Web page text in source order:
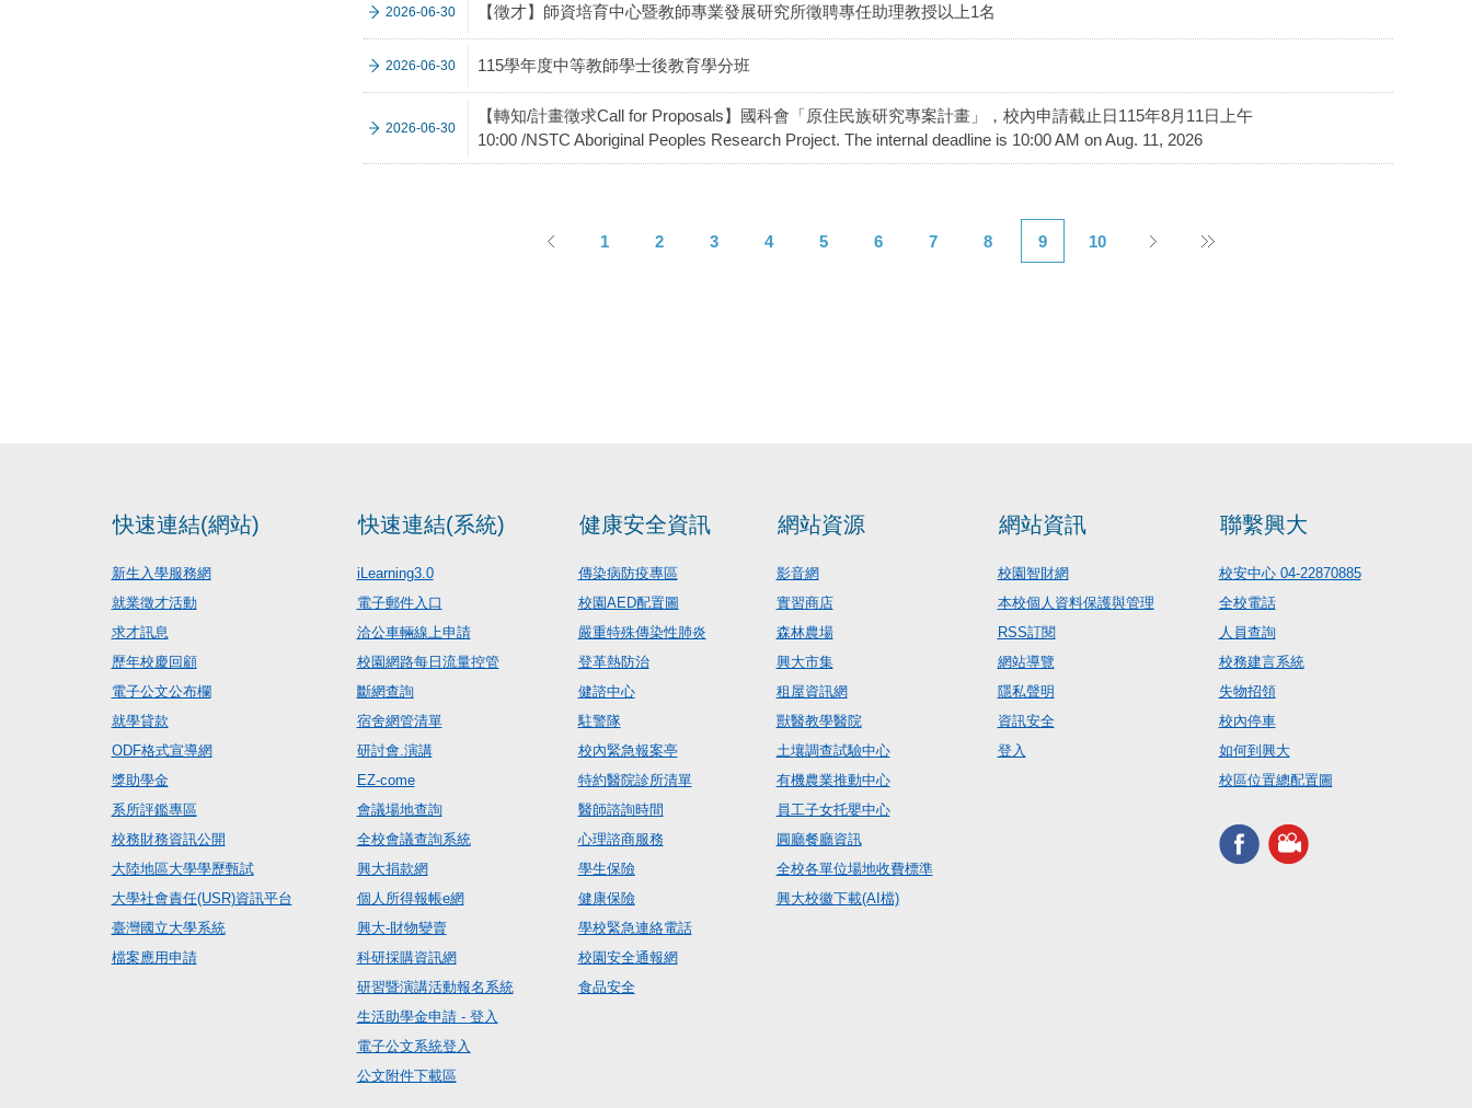
2026-06-30 【徵才】師資培育中心暨教師專業發展研究所徵聘專任助理教授以上1名
2026-06-30 115學年度中等教師學士後教育學分班
2026-06-30
【轉知/計畫徵求Call for Proposals】國科會「原住民族研究專案計畫」，校內申請截止日115年8月11日上午
10:00 /NSTC Aboriginal Peoples Research Project. The internal deadline is 10:00 AM on Aug. 11, 2026
1 2 3 4 5 6 7 8 9 10
快速連結(網站)
新生入學服務網
就業徵才活動
求才訊息
歷年校慶回顧
電子公文公布欄
就學貸款
ODF格式宣導網
獎助學金
系所評鑑專區
校務財務資訊公開
大陸地區大學學歷甄試
大學社會責任(USR)資訊平台
臺灣國立大學系統
檔案應用申請
快速連結(系統)
iLearning3.0
電子郵件入口
洽公車輛線上申請
校園網路每日流量控管
斷網查詢
宿舍網管清單
研討會.演講
EZ-come
會議場地查詢
全校會議查詢系統
興大捐款網
個人所得報帳e網
興大-財物變賣
科研採購資訊網
研習暨演講活動報名系統
生活助學金申請 - 登入
電子公文系統登入
公文附件下載區
健康安全資訊
傳染病防疫專區
校園AED配置圖
嚴重特殊傳染性肺炎
登革熱防治
健諮中心
駐警隊
校內緊急報案亭
特約醫院診所清單
醫師諮詢時間
心理諮商服務
學生保險
健康保險
學校緊急連絡電話
校園安全通報網
食品安全
網站資源
影音網
實習商店
森林農場
興大市集
租屋資訊網
獸醫教學醫院
土壤調查試驗中心
有機農業推動中心
員工子女托嬰中心
圓廳餐廳資訊
全校各單位場地收費標準
興大校徽下載(AI檔)
網站資訊
校園智財網
本校個人資料保護與管理
RSS訂閱
網站導覽
隱私聲明
資訊安全
登入
聯繫興大
校安中心 04-22870885
全校電話
人員查詢
校務建言系統
失物招領
校內停車
如何到興大
校區位置總配置圖